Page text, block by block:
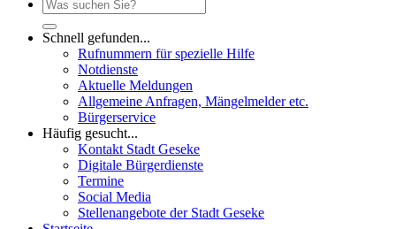
Schnell gefunden...
Rufnummern für spezielle Hilfe
Notdienste
Aktuelle Meldungen
Allgemeine Anfragen, Mängelmelder etc.
Bürgerservice
Häufig gesucht...
Kontakt Stadt Geseke
Digitale Bürgerdienste
Termine
Social Media
Stellenangebote der Stadt Geseke